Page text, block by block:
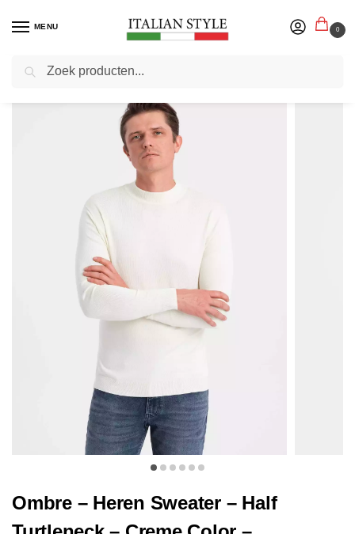
MENU 0
Home Herenmode / Truien sweaters vesten
Ombre – Heren Sweater – Half